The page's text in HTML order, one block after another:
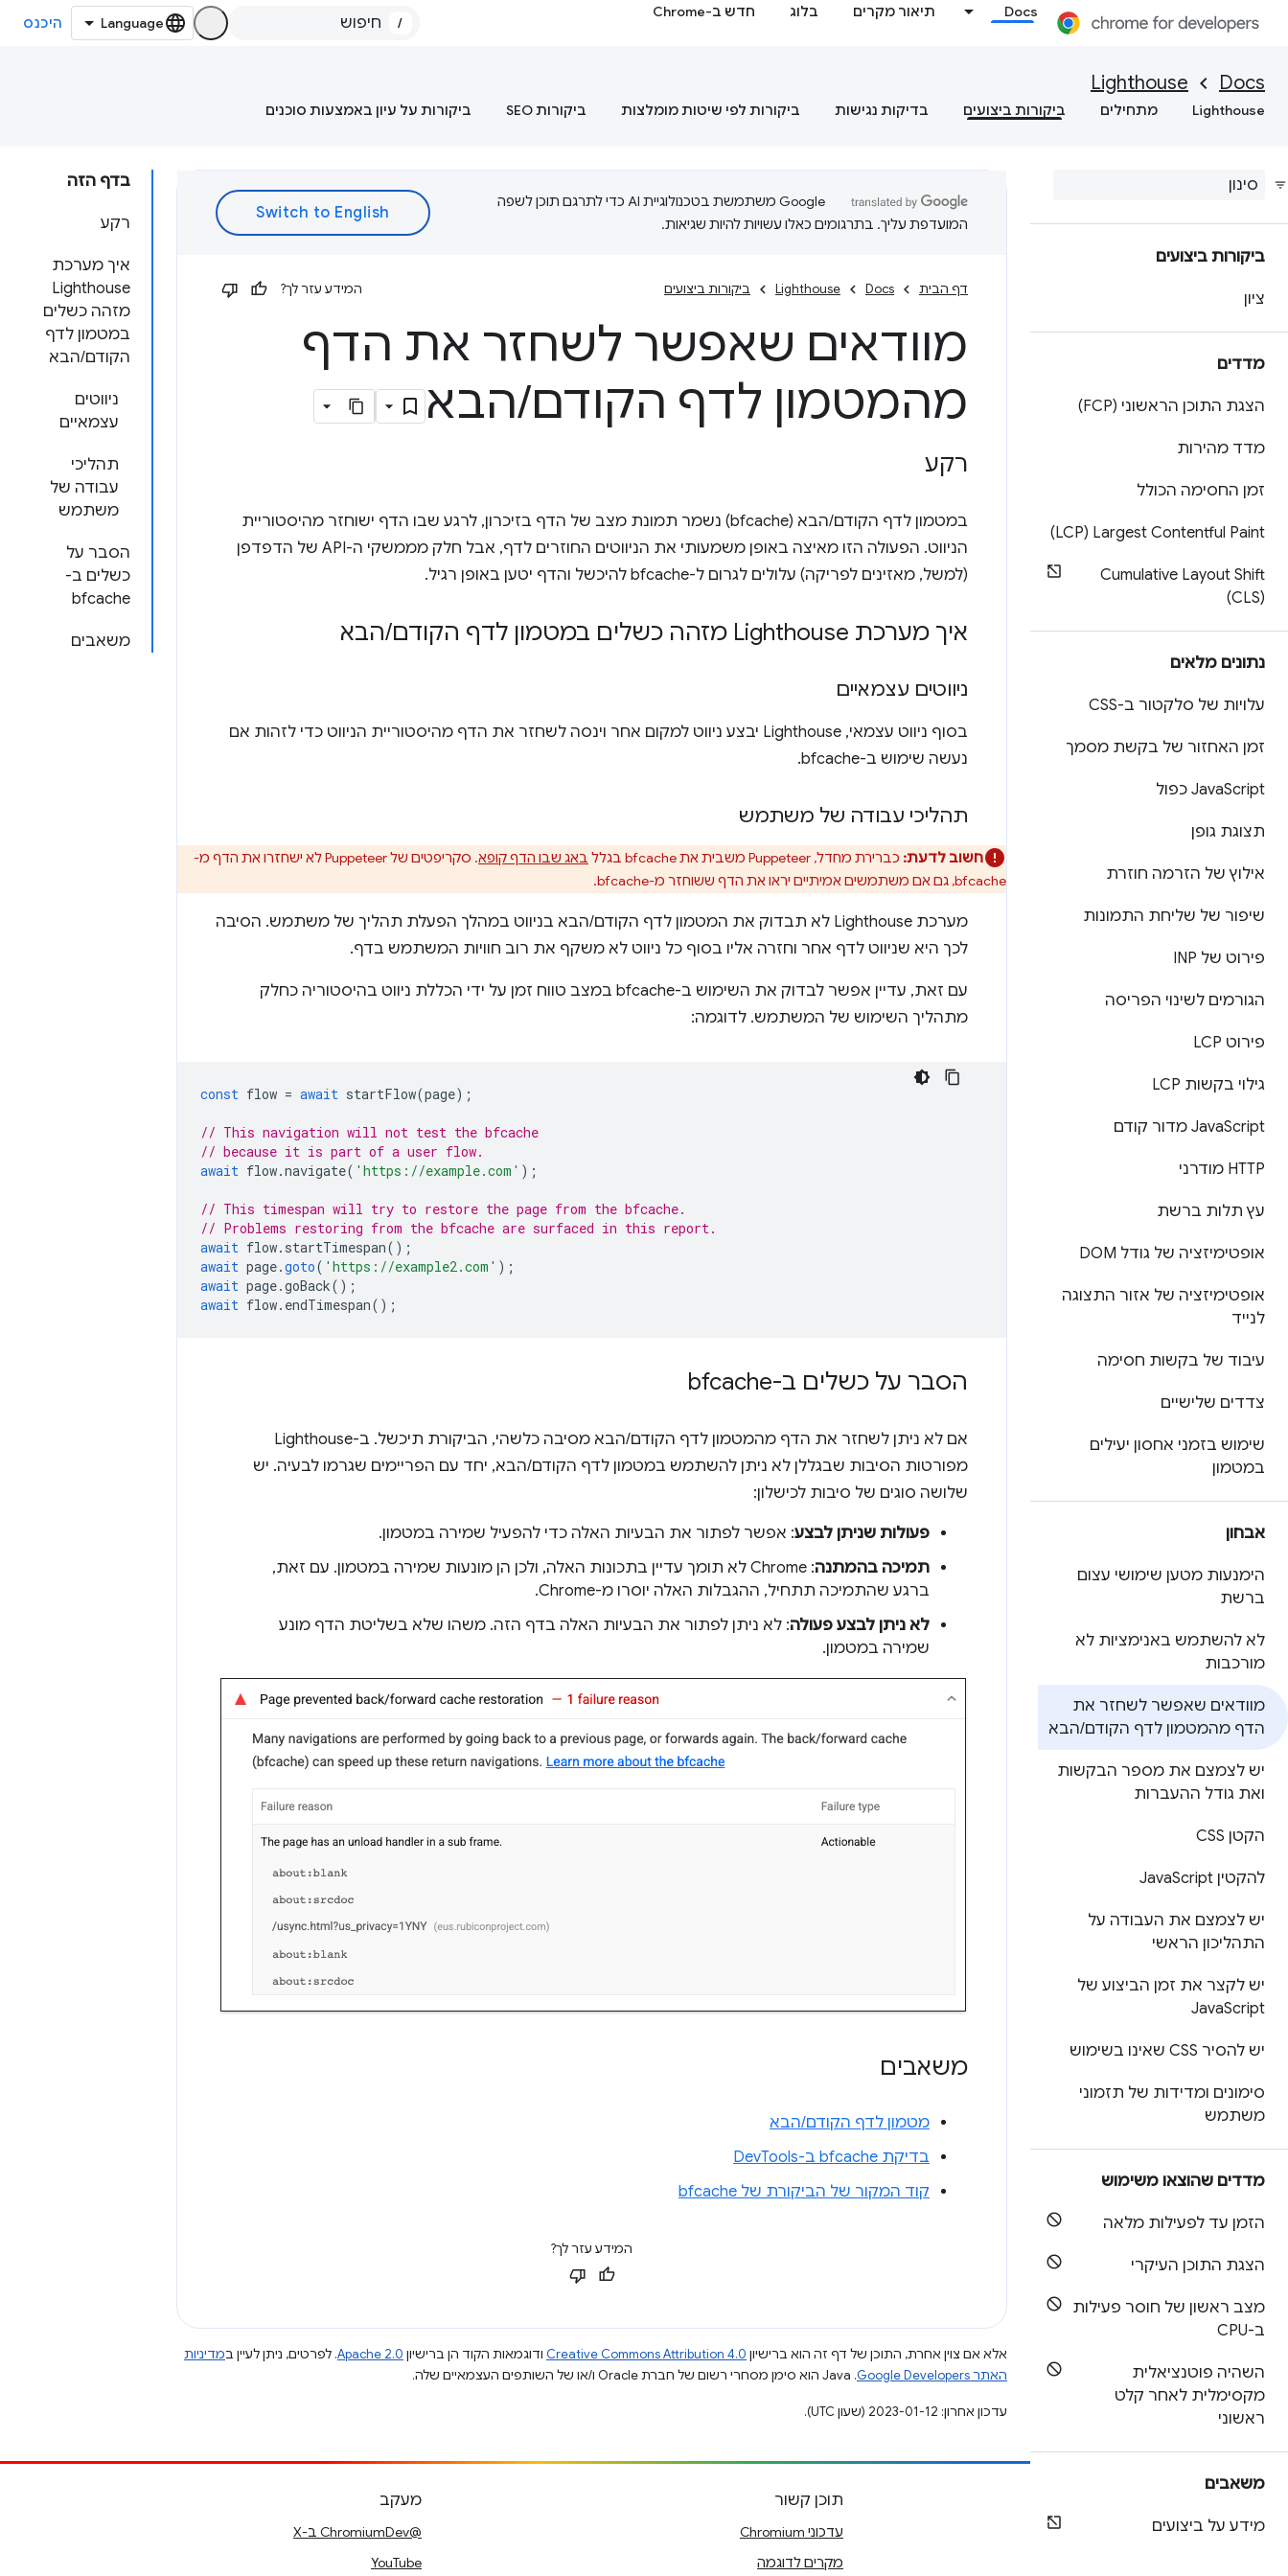
Docs תיאור מקרים בלוג חדש ב-Chrome
/ היכנס
Docs
Lighthouse
Lighthouse מתחילים ביקורות ביצועים בדיקות נגישות ביקורות לפי שיטות מומלצות ביקורות SEO ביקורות על עיון באמצעות סוכנים
ביקורות ביצועים
ציון
מדדים
הצגת התוכן הראשוני (FCP)
מדד מהירות
זמן החסימה הכולל
Largest Contentful Paint ‏(LCP)
Cumulative Layout Shift
‏(CLS)
נתונים מלאים
עלויות של סלקטור ב-CSS
זמן האחזור של בקשת מסמך
‫JavaScript כפול
תצוגת גופן
אילוץ של הזרמה חוזרת
שיפור של שליחת התמונות
פירוט של INP
הגורמים לשינוי הפריסה
פירוט LCP
גילוי בקשות LCP
JavaScript מדור קודם
‫HTTP מודרני
עץ תלות ברשת
אופטימיזציה של גודל DOM
אופטימיזציה של אזור התצוגה
לנייד
עיבוד של בקשות חסימה
צדדים שלישיים
שימוש בזמני אחסון יעילים
במטמון
אבחון
הימנעות מטען שימושי עצום
ברשת
לא להשתמש באנימציות לא
מורכבות
מוודאים שאפשר לשחזר את
הדף מהמטמון לדף הקודם/הבא
יש לצמצם את מספר הבקשות
ואת גודל ההעברות
הקטן CSS
להקטין Java Script
יש לצמצם את העבודה על
התהליכון הראשי
יש לקצר את זמן הביצוע של
JavaScript
יש להסיר CSS שאינו בשימוש
סימונים ומדידות של תזמוני
משתמש
מדדים שהוצאו משימוש
הזמן עד לפעילות מלאה
הצגת התוכן העיקרי
מצב ראשון של חוסר פעילות
ב-CPU
השהיה פוטנציאלית
מקסימלית לאחר קלט
ראשוני
משאבים
מידע על ביצועים
בדף הזה
רקע
איך מערכת
Lighthouse
מזהה כשלים
במטמון לדף
הקודם/הבא
ניווטים
עצמאיים
תהליכי
עבודה של
משתמש
הסבר על
כשלים ב-
bfcache
משאבים
‫Google משתמשת בטכנולוגיית AI כדי לתרגם תוכן לשפה
המועדפת עליך. בתרגומים כאלו עשויות להיות שגיאות.
דף הבית Docs
Lighthouse ביקורות ביצועים המידע עזר לך?
מוודאים שאפשר לשחזר את הדף
מהמטמון לדף הקודם/הבא
רקע
במטמון לדף הקודם/הבא (bfcache) נשמר תמונת מצב של הדף בזיכרון, לרגע שבו הדף ישוחזר מהיסטוריית
הניווט. הפעולה הזו מאיצה באופן משמעותי את הניווטים החוזרים לדף, אבל חלק מממשקי ה-API של הדפדפן
(למשל, מאזינים לפריקה) עלולים לגרום ל-bfcache להיכשל והדף יטען באופן רגיל.
איך מערכת Lighthouse מזהה כשלים במטמון לדף הקודם /הבא
ניווטים עצמאיים
בסוף ניווט עצמאי, Lighthouse יבצע ניווט למקום אחר וינסה לשחזר את הדף מהיסטוריית הניווט כדי לזהות אם
נעשה שימוש ב-bfcache.
תהליכי עבודה של משתמש
חשוב לדעת: כברירת מחדל, Puppeteer משבית את bfcache בגלל באג שבו הדף קופא
. סקריפטים של Puppeteer לא ישחזרו את הדף מ-
bfcache, גם אם משתמשים אמיתיים יראו את הדף ששוחזר מ-bfcache.
מערכת Lighthouse לא תבדוק את המטמון לדף הקודם/הבא בניווט במהלך הפעלת תהליך של משתמש. הסיבה
לכך היא שניווט לדף אחר וחזרה אליו בסוף כל ניווט לא משקף את רוב חוויות המשתמש בדף.
עם זאת, עדיין אפשר לבדוק את השימוש ב-bfcache במצב טווח זמן על ידי הכללת ניווט בהיסטוריה כחלק
מתהליך השימוש של המשתמש. לדוגמה:
const flow = await startFlow(page);
// This navigation will not test the bfcache
// because it is part of a user flow.
await flow.navigate( 'https://example.com' );
// This timespan will try to restore the page from the bfcache.
// Problems restoring from the bfcache are surfaced in this report.
await flow. startTimespan();
await page.goto( 'https://example2.com' );
await page.goBack();
await flow. endTimespan();
הסבר על כשלים ב-bfcache
אם לא ניתן לשחזר את הדף מהמטמון לדף הקודם/הבא מסיבה כלשהי, הביקורת תיכשל. ב-Lighthouse
מפורטות הסיבות שבגללן לא ניתן להשתמש במטמון לדף הקודם/הבא, יחד עם הפריימים שגרמו לבעיה. יש
שלושה סוגים של סיבות לכישלון:
פעולות שניתן לבצע: אפשר לפתור את הבעיות האלה כדי להפעיל שמירה במטמון.
תמיכה בהמתנה
: Chrome לא תומך עדיין בתכונות האלה, ולכן הן מונעות שמירה במטמון. עם זאת,
ברגע שהתמיכה תתחיל, ההגבלות האלה יוסרו מ-Chrome.
לא ניתן לבצע פעולה: לא ניתן לפתור את הבעיות האלה בדף הזה. משהו שלא בשליטת הדף מונע
שמירה במטמון.
משאבים
מטמון לדף הקודם/הבא
בדיקת bfcache ב-DevTools
קוד המקור של הביקורת של bfcache
המידע עזר לך?
אלא אם צוין אחרת, התוכן של דף זה הוא ברישיון Creative Commons Attribution 4.0 ודוגמאות הקוד הן ברישיון Apache 2.0. לפרטים, ניתן לעיין במדיניות
האתר Google Developers‏
.‏ Java הוא סימן מסחרי רשום של חברת Oracle ו/או של השותפים העצמאיים שלה.
עדכון אחרון: 2023-01-12 (שעון UTC).
דיווח על באג
תוכן קשור
עדכוני Chromium
מקרים לדוגמה
מעקב
@ChromiumDev ב-X
YouTube